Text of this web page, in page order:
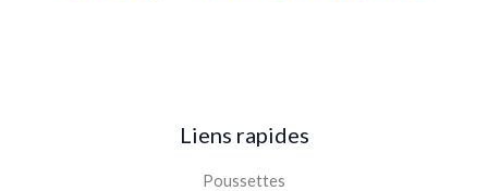
Liens rapides
Poussettes